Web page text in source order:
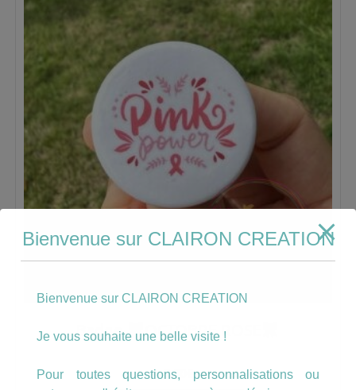
Badge OCTOBRE ROSE
2.00
Bienvenue sur CLAIRON CREATION
Bienvenue sur CLAIRON CREATION
Je vous souhaite une belle visite !
Pour toutes questions, personnalisations ou